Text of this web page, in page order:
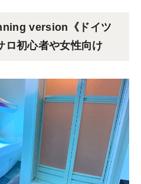
version《ドイツ
ロ初心者や女性向け